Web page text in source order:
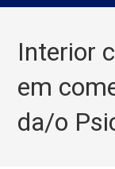
Interior
em
da/o